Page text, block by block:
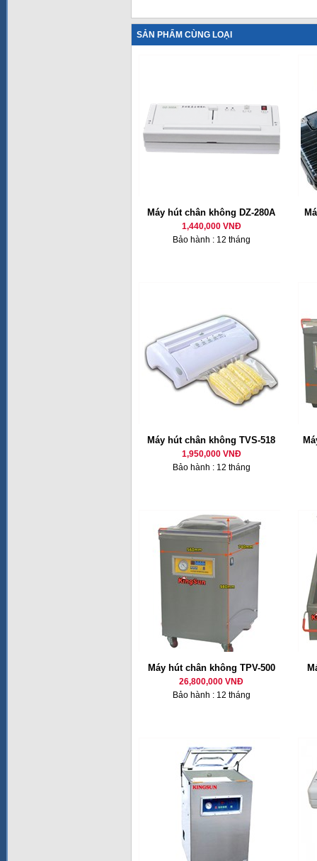
SẢN PHẨM CÙNG LOẠI
Máy hút chân không DZ-280A
1,440,000 VNĐ
Bảo hành : 12 tháng
Máy hút chân không TVS-518
1,950,000 VNĐ
Bảo hành : 12 tháng
Máy hút chân không TPV-500
26,800,000 VNĐ
Bảo hành : 12 tháng